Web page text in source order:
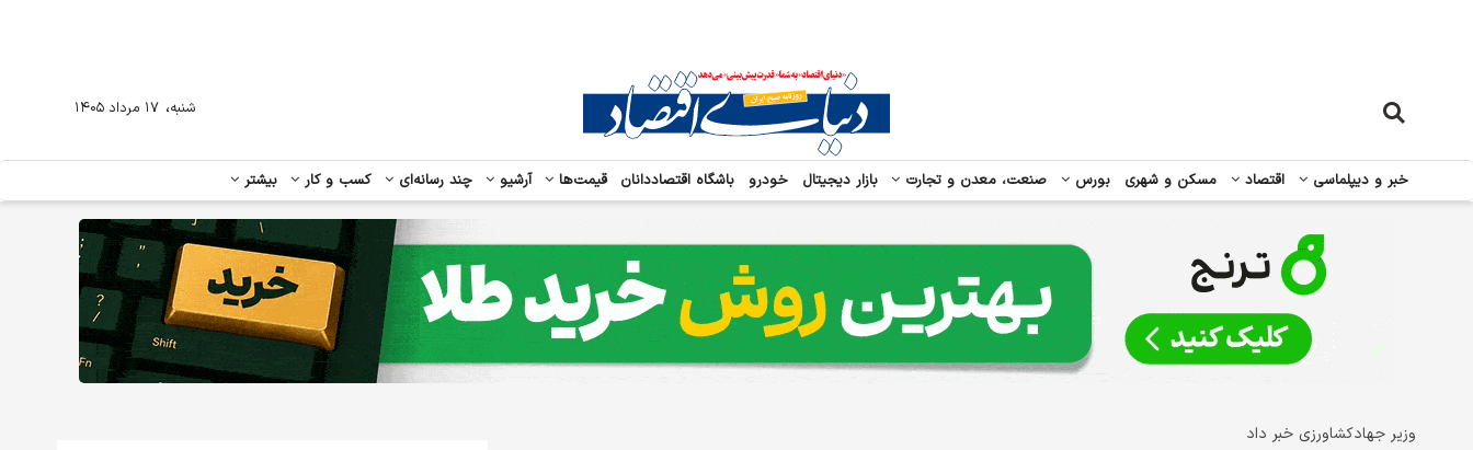
خبر و دیپلماسی اقتصاد مسکن و شهری بورس صنعت، معدن و تجارت بازار دیجیتال خودرو باشگاه اقتصاددانان قیمت‌ها آرشیو چند رسانه‌ای کسب و کار بیشتر
شنبه، ۱۷ مرداد ۱۴۰۵
وزیر جهادکشاورزی خبر داد